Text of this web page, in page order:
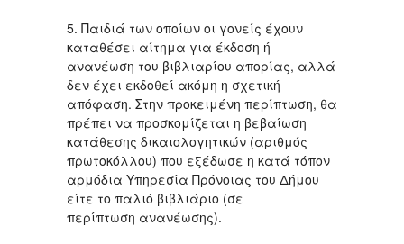
5. Παιδιά των οποίων οι γονείς έχουν
καταθέσει αίτημα για έκδοση ή
ανανέωση του βιβλιαρίου απορίας, αλλά
δεν έχει εκδοθεί ακόμη η σχετική
απόφαση. Στην προκειμένη περίπτωση, θα
πρέπει να προσκομίζεται η βεβαίωση
κατάθεσης δικαιολογητικών (αριθμός
πρωτοκόλλου) που εξέδωσε η κατά τόπον
αρμόδια Υπηρεσία Πρόνοιας του Δήμου
είτε το παλιό βιβλιάριο (σε
περίπτωση ανανέωσης).